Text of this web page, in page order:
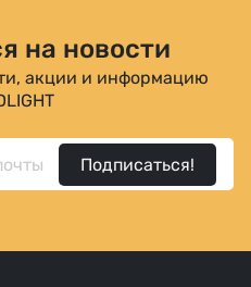
на новости
акции и информацию
Подписаться!